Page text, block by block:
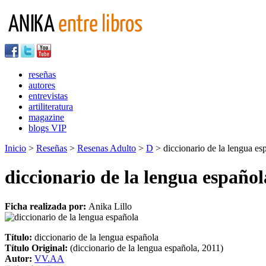
reseñas
autores
entrevistas
artiliteratura
magazine
blogs VIP
Inicio > Reseñas > Resenas Adulto > D > diccionario de la lengua
diccionario de la lengua
Ficha realizada por: Anika Lillo
Título: diccionario de la lengua española
Título Original: (diccionario de la lengua española, 2011)
Autor: VV.AA